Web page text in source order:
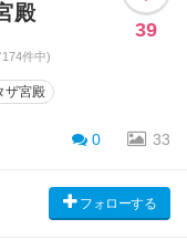
殿
39
件中)
ザ宮殿
0 33
フォローする